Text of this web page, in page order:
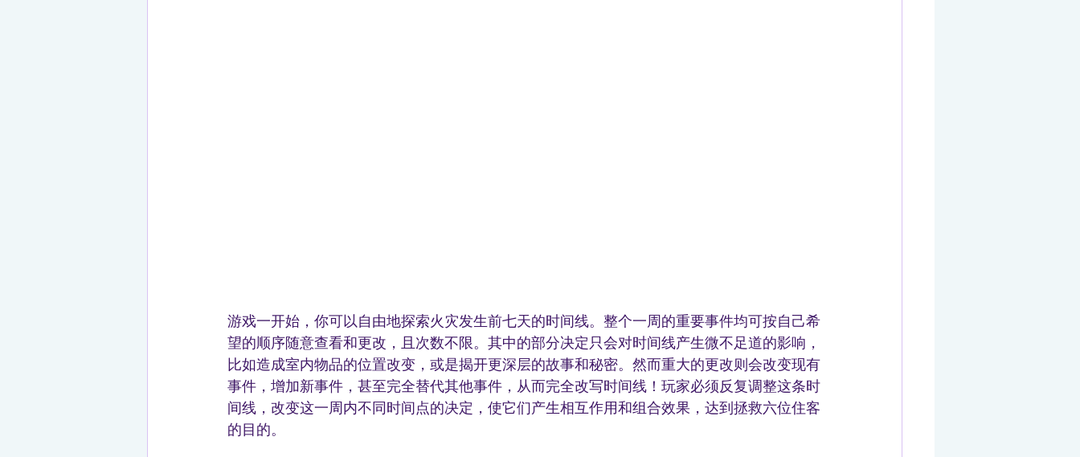
游戏一开始，你可以自由地探索火灾发生前七天的时间线。整个一周的重要事件均可按自己希
望的顺序随意查看和更改，且次数不限。其中的部分决定只会对时间线产生微不足道的影响，
比如造成室内物品的位置改变，或是揭开更深层的故事和秘密。然而重大的更改则会改变现有
事件，增加新事件，甚至完全替代其他事件，从而完全改写时间线！玩家必须反复调整这条时
间线，改变这一周内不同时间点的决定，使它们产生相互作用和组合效果，达到拯救六位住客
的目的。